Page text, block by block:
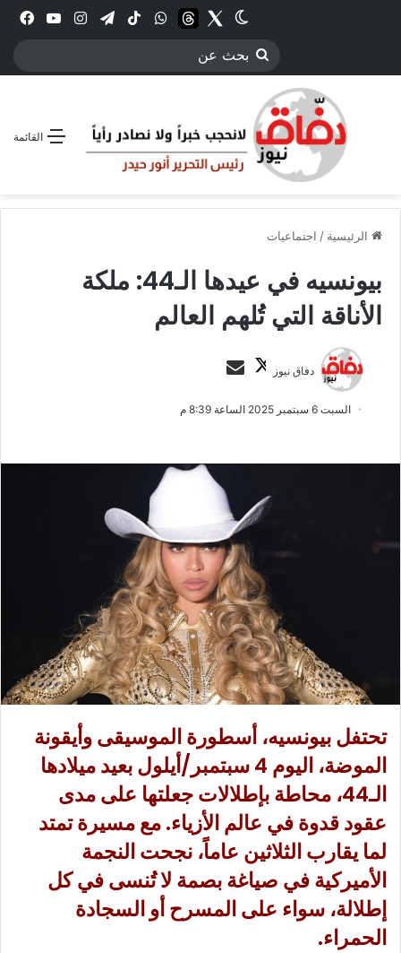
انستقرامتيلقرام‫TikTokواتسابthreadsTwitter
الوضع المظلم
بحث
القائمة
الرئيسية / اجتماعيات
بيونسيه في عيدها الـ44: ملكة
الأناقة التي تُلهم العالم
دفاق نيوز
ت
ب
ل
X
س
ر
ي
د
ا
إ
ل
ك
ت
ر
و
ن
ي
ا
السبت 6 سبتمبر 2025 الساعة 8:39 م
تحتفل بيونسيه، أسطورة الموسيقى وأيقونة
الموضة، اليوم 4 سبتمبر/أيلول بعيد ميلادها
الـ44، محاطة بإطلالات جعلتها على مدى
عقود قدوة في عالم الأزياء. مع مسيرة تمتد
لما يقارب الثلاثين عاماً، نجحت النجمة
الأميركية في صياغة بصمة لا تُنسى في كل
إطلالة، سواء على المسرح أو السجادة
الحمراء.